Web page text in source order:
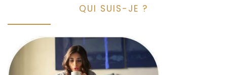
QUI SUIS-JE ?